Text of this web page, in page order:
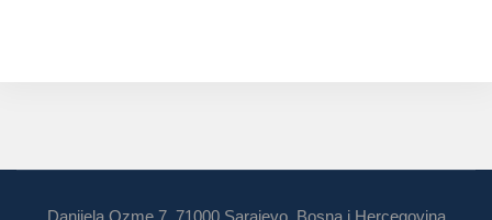
Danijela Ozme 7, 71000 Sarajevo, Bosna i Hercegovina